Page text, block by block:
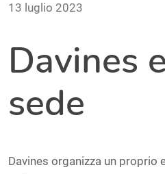
content
13 luglio 2023
Davines
sede
Davines organizza un proprio